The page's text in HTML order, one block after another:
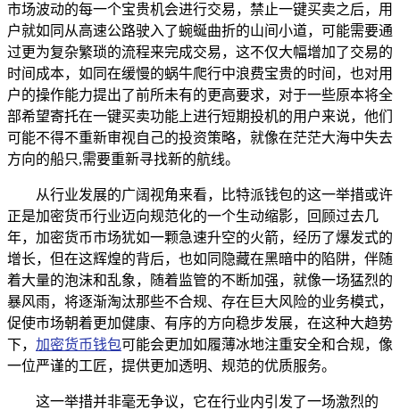
市场波动的每一个宝贵机会进行交易，禁止一键买卖之后，用
户就如同从高速公路驶入了蜿蜒曲折的山间小道，可能需要通
过更为复杂繁琐的流程来完成交易，这不仅大幅增加了交易的
时间成本，如同在缓慢的蜗牛爬行中浪费宝贵的时间，也对用
户的操作能力提出了前所未有的更高要求，对于一些原本将全
部希望寄托在一键买卖功能上进行短期投机的用户来说，他们
可能不得不重新审视自己的投资策略，就像在茫茫大海中失去
方向的船只,需要重新寻找新的航线。
从行业发展的广阔视角来看，比特派钱包的这一举措或许
正是加密货币行业迈向规范化的一个生动缩影，回顾过去几
年，加密货币市场犹如一颗急速升空的火箭，经历了爆发式的
增长，但在这辉煌的背后，也如同隐藏在黑暗中的陷阱，伴随
着大量的泡沫和乱象，随着监管的不断加强，就像一场猛烈的
暴风雨，将逐渐淘汰那些不合规、存在巨大风险的业务模式，
促使市场朝着更加健康、有序的方向稳步发展，在这种大趋势
下， 加密货币钱包可能会更加如履薄冰地注重安全和合规，像
一位严谨的工匠，提供更加透明、规范的优质服务。
这一举措并非毫无争议，它在行业内引发了一场激烈的